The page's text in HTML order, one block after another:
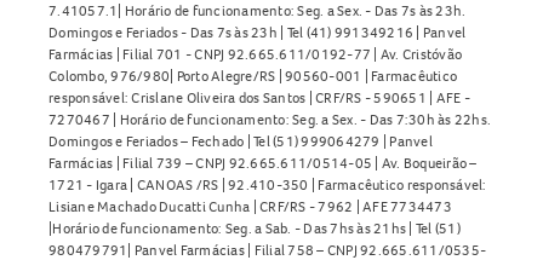
7.41057.1| Horário de funcionamento: Seg. a Sex. - Das 7s às 23h.
Domingos e Feriados - Das 7s às 23h | Tel (41) 991349216 | Panvel
Farmácias | Filial 701 - CNPJ 92.665.611/0192-77 | Av. Cristóvão
Colombo, 976/980| Porto Alegre/RS | 90560-001 | Farmacêutico
responsável: Crislane Oliveira dos Santos | CRF/RS - 590651 | AFE -
7270467 | Horário de funcionamento: Seg. a Sex. - Das 7:30h às 22hs.
Domingos e Feriados – Fechado | Tel (51) 999064279 | Panvel
Farmácias | Filial 739 – CNPJ 92.665.611/0514-05 | Av. Boqueirão –
1721 - Igara | CANOAS /RS | 92.410-350 | Farmacêutico responsável:
Lisiane Machado Ducatti Cunha | CRF/RS - 7962 | AFE 7734473
|Horário de funcionamento: Seg. a Sab. - Das 7hs às 21hs | Tel (51)
980479791| Panvel Farmácias | Filial 758 – CNPJ 92.665.611/0535-